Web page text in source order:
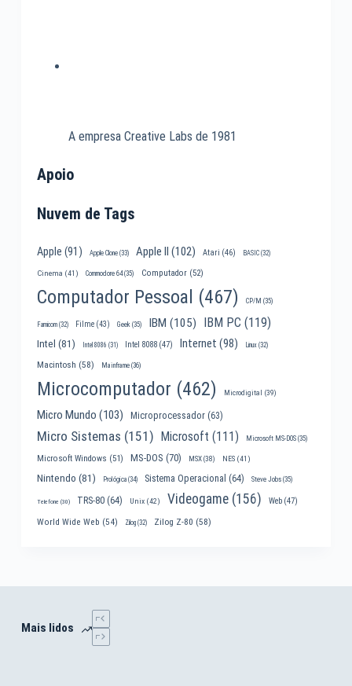
A empresa Creative Labs de 1981
Apoio
Nuvem de Tags
Apple (91) Apple Clone(33) Apple II (102) Atari (46) BASIC(32)
Cinema (41) Commodore 64(35) Computador(52)
Computador Pessoal (467) CP/M (35)
Famicom(32) Filme(43) Geek (35) IBM (105) IBM PC (119)
Intel (81) Intel 8086 (31) Intel 8088(47) Internet (98) Linux(32)
Macintosh (58) Mainframe(36)
Microcomputador (462) Microdigital (39)
Micro Mundo (103) Microprocessador(63)
Micro Sistemas (151) Microsoft (111) Microsoft MS-DOS(35)
Microsoft Windows (51) MS-DOS (70) MSX(38) NES(41)
Nintendo (81) Prológica(34) Sistema Operacional (64) Steve Jobs(35)
Telefone (30) TRS-80(64) Unix(42) Videogame(156) Web(47)
World Wide Web (54) Zilog(32) Zilog Z-80 (58)
Mais lidos